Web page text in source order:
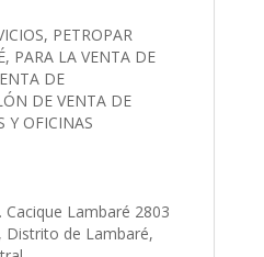
PETROPAR
PARA LA VENTA DE
DE
DE VENTA DE
Y OFICINAS
Cacique Lambaré 2803
Distrito de Lambaré,